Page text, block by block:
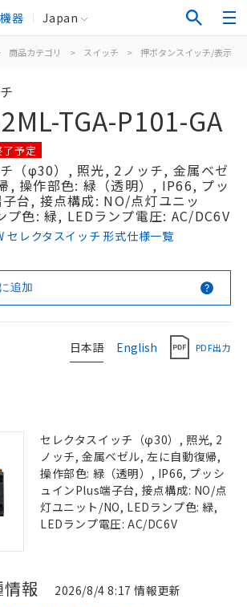
器 Japan
商品カテゴリ > スイッチ > 押ボタンスイッチ/表示灯
TGA-P101-GA
予定
（φ30）, 照光, 2ノッチ, 金属ベゼ
, 操作部色: 緑（透明）, IP66, プッ
台, 接点構成: NO/点灯ユニッ
プ色: 緑, LEDランプ電圧: AC/DC6V
セレクタスイッチ 形式仕様一覧
追加
日本語 English PDF出力
セレクタスイッチ（φ30）, 照光, 2
ノッチ, 金属ベゼル, 左に自動復帰,
操作部色: 緑（透明）, IP66, プッシ
ュインPlus端子台, 接点構成: NO/点
灯ユニット/NO, LEDランプ色: 緑,
LEDランプ電圧: AC/DC6V
報 2026/8/4 8:17 情報更新